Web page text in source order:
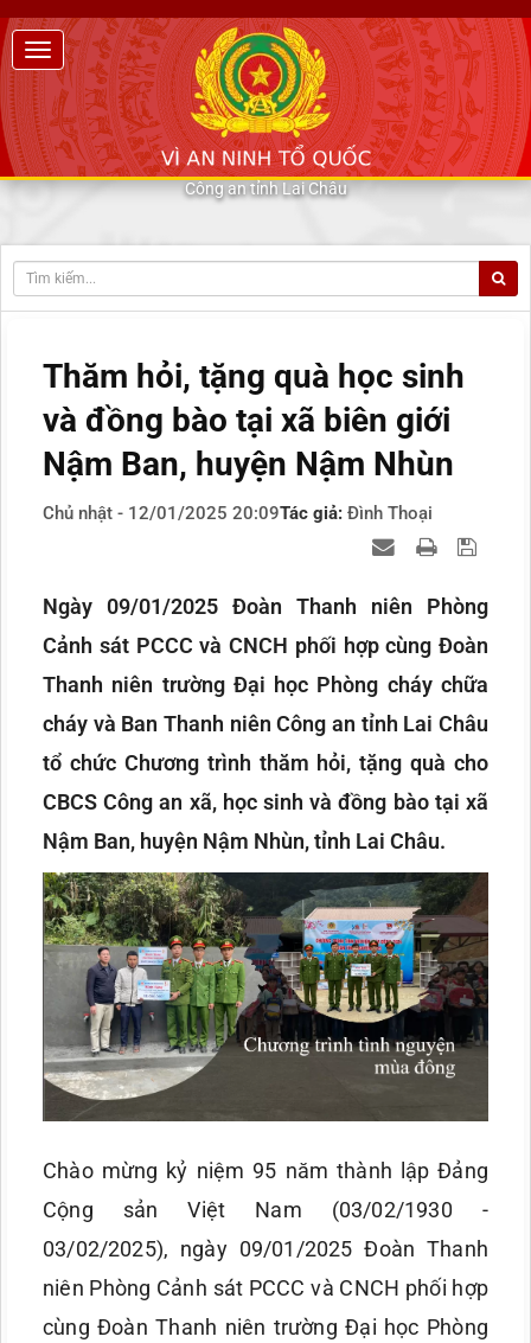
Công an tỉnh Lai Châu
Thăm hỏi, tặng quà học sinh
và đồng bào tại xã biên giới
Nậm Ban, huyện Nậm Nhùn
Chủ nhật - 12/01/2025 20:09Tác giả: Đình Thoại
Ngày 09/01/2025 Đoàn Thanh niên Phòng
Cảnh sát PCCC và CNCH phối hợp cùng Đoàn
Thanh niên trường Đại học Phòng cháy chữa
cháy và Ban Thanh niên Công an tỉnh Lai Châu
tổ chức Chương trình thăm hỏi, tặng quà cho
CBCS Công an xã, học sinh và đồng bào tại xã
Nậm Ban, huyện Nậm Nhùn, tỉnh Lai Châu.
Chào mừng kỷ niệm 95 năm thành lập Đảng
Cộng sản Việt Nam (03/02/1930 -
03/02/2025), ngày 09/01/2025 Đoàn Thanh
niên Phòng Cảnh sát PCCC và CNCH phối hợp
cùng Đoàn Thanh niên trường Đại học Phòng